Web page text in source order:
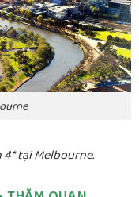
tại Melbourne.